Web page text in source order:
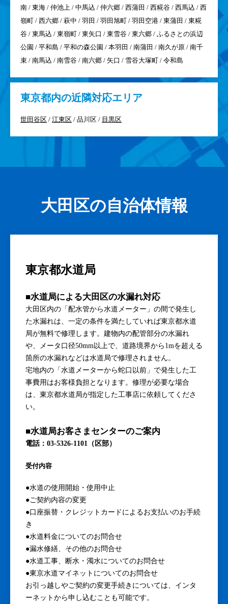
南 / 東海 / 仲池上 / 中馬込 / 仲六郷 / 西蒲田 / 西糀谷 / 西馬込 / 西
嶺町 / 西六郷 / 萩中 / 羽田 / 羽田旭町 / 羽田空港 / 東蒲田 / 東糀
谷 / 東馬込 / 東嶺町 / 東矢口 / 東雪谷 / 東六郷 / ふるさとの浜辺
公園 / 平和島 / 平和の森公園 / 本羽田 / 南蒲田 / 南久が原 / 南千
束 / 南馬込 / 南雪谷 / 南六郷 / 矢口 / 雪谷大塚町 / 令和島
東京都内の近隣対応エリア
世田谷区 / 江東区 / 品川区 / 目黒区
大田区の自治体情報
東京都水道局
■水道局による大田区の水漏れ対応
大田区内の「配水管から水道メーター」の間で発生し
た水漏れは、一定の条件を満たしていれば東京都水道
局が無料で修理します。建物内の配管部分の水漏れ
や、メータ口径50mm以上で、道路境界から1mを超える
箇所の水漏れなどは水道局で修理されません。
宅地内の「水道メーターから蛇口以前」で発生した工
事費用はお客様負担となります。修理が必要な場合
は、東京都水道局が指定した工事店に依頼してくださ
い。
■水道局お客さまセンターのご案内
電話：03-5326-1101（区部）
受付内容
●水道の使用開始・使用中止
●ご契約内容の変更
●口座振替・クレジットカードによるお支払いのお手続
き
●水道料金についてのお問合せ
●漏水修繕、その他のお問合せ
●水道工事、断水・濁水についてのお問合せ
●東京水道マイネットについてのお問合せ
お引っ越しやご契約の変更手続きについては、インタ
ーネットから申し込むことも可能です。